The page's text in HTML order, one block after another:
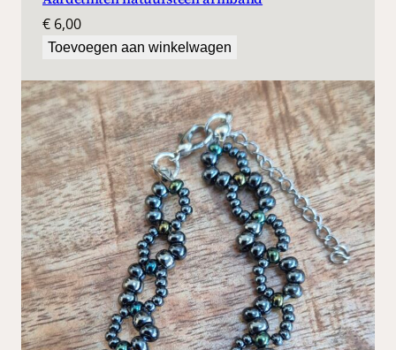
€ 6,00
Toevoegen aan winkelwagen